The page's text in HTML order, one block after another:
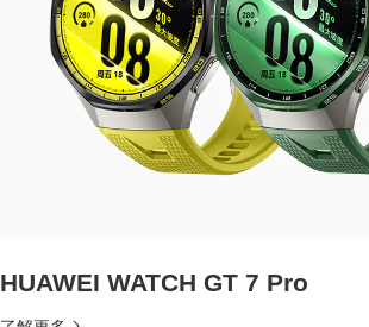
HUAWEI WATCH GT 7 Pro